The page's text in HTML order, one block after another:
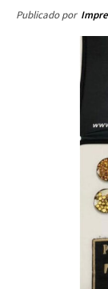
Publicado por